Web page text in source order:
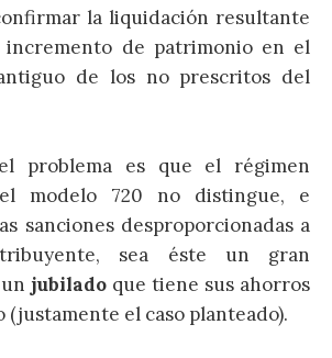
la liquidación resultante
de patrimonio en el
de los no prescritos del
problema es que el régimen
modelo 720 no distingue, e
sanciones desproporcionadas a
sea éste un gran
jubilado que tiene sus ahorros
el caso planteado).